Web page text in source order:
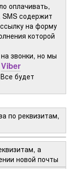
оплачивать,
SMS содержит
на форму
которой
звонки, но мы
Viber
будет
по реквизитам,
а
новой почты